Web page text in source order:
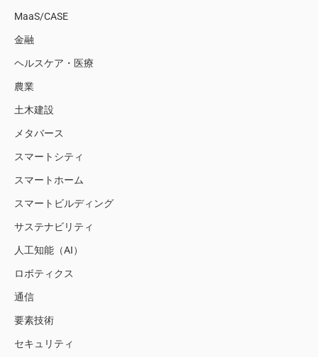
MaaS/CASE
金融
ヘルスケア・医療
農業
土木建設
メタバース
スマートシティ
スマートホーム
スマートビルディング
サステナビリティ
人工知能（AI）
ロボティクス
通信
要素技術
セキュリティ